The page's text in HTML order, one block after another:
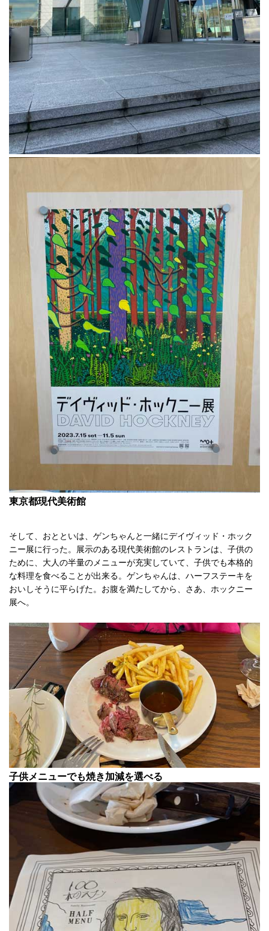
東京都現代美術館
そして、おとといは、ゲンちゃんと一緒にデイヴィッド・ホック
ニー展に行った。展示のある現代美術館のレストランは、子供の
ために、大人の半量のメニューが充実していて、子供でも本格的
な料理を食べることが出来る。ゲンちゃんは、ハーフステーキを
おいしそうに平らげた。お腹を満たしてから、さあ、ホックニー
展へ。
子供メニューでも焼き加減を選べる